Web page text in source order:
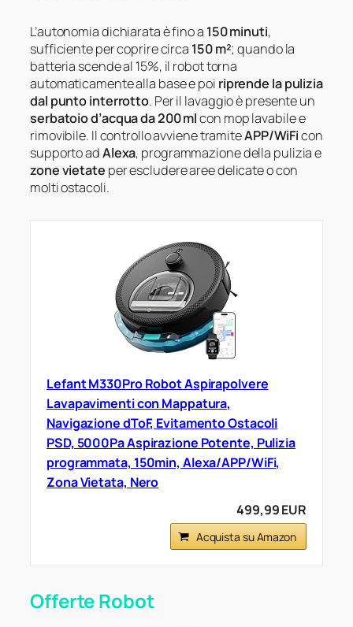
L’autonomia dichiarata è fino a 150 minuti,
sufficiente per coprire circa 150 m²; quando la
batteria scende al 15%, il robot torna
automaticamente alla base e poi riprende la pulizia
dal punto interrotto. Per il lavaggio è presente un
serbatoio d’acqua da 200 mlcon mop lavabile e
rimovibile. Il controllo avviene tramiteAPP/WiFicon
supporto adAlexa, programmazione della pulizia e
zone vietate per escludere aree delicate o con
molti ostacoli.
Lefant M330Pro Robot Aspirapolvere
Lavapavimenti con Mappatura,
Navigazione dToF, Evitamento Ostacoli
PSD, 5000Pa Aspirazione Potente, Pulizia
programmata, 150min, Alexa/APP/WiFi,
Zona Vietata, Nero
499,99 EUR
Acquista su Amazon
Offerte Robot